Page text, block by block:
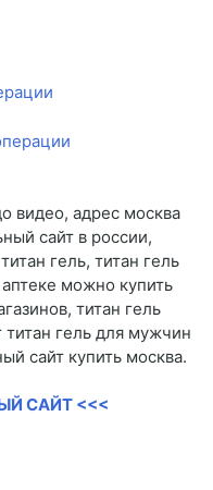
видео, адрес москва
сайт в россии,
гель, титан гель
можно купить
титан гель
гель для мужчин
сайт купить москва.
САЙТ <<<